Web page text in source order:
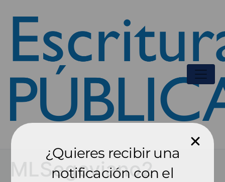
MLSegoviano2
¿Quieres recibir una
notificación con el